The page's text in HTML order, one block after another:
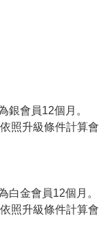
銀會員12個月。
照升級條件計算會
白金會員12個月。
照升級條件計算會